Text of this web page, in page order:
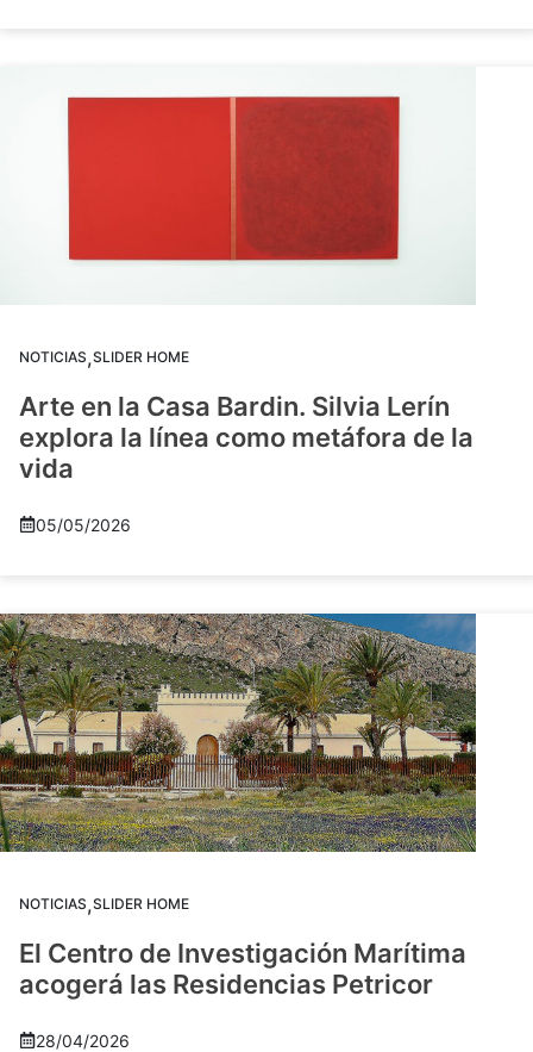
NOTICIAS,SLIDER HOME
Arte en la Casa Bardin. Silvia Lerín
explora la línea como metáfora de la
vida
05/05/2026
NOTICIAS,SLIDER HOME
El Centro de Investigación Marítima
acogerá las Residencias Petricor
28/04/2026